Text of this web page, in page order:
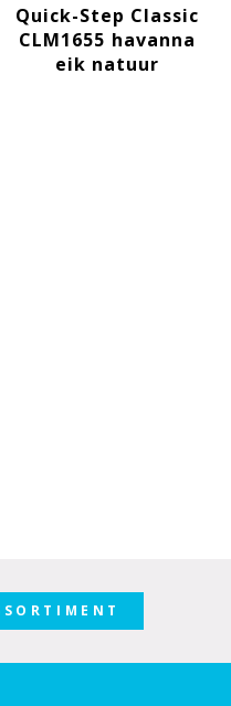
Quick-Step Classic
CLM1655 havanna
eik natuur